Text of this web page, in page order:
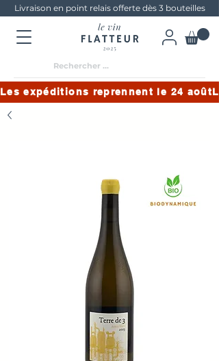
Livraison en point relais offerte dès 3 bouteilles
Les expéditions reprennent le 24 août